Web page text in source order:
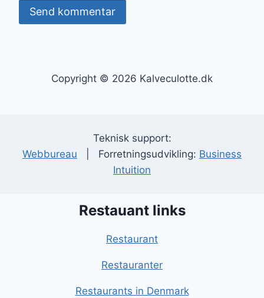
Copyright © 2026 Kalveculotte.dk
Teknisk support:
Webbureau | Forretningsudvikling: Business
Intuition
Restauant links
Restaurant
Restauranter
Restaurants in Denmark